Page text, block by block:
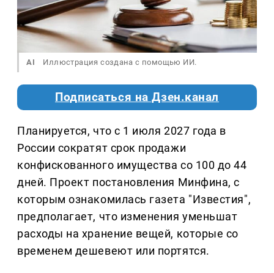
AI Иллюстрация создана с помощью ИИ.
Подписаться на Дзен.канал
Планируется, что с 1 июля 2027 года в
России сократят срок продажи
конфискованного имущества со 100 до 44
дней. Проект постановления Минфина, с
которым ознакомилась газета "Известия",
предполагает, что изменения уменьшат
расходы на хранение вещей, которые со
временем дешевеют или портятся.